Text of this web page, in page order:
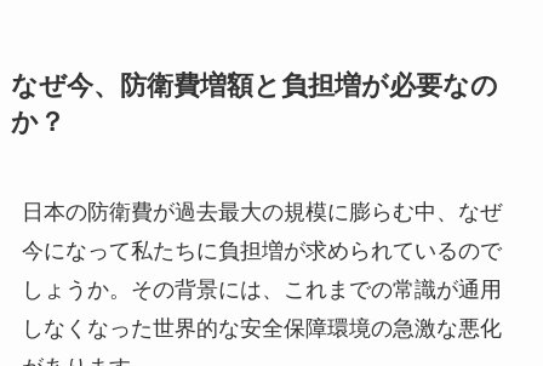
なぜ今、防衛費増額と負担増が必要なの
か？
日本の防衛費が過去最大の規模に膨らむ中、なぜ
今になって私たちに負担増が求められているので
しょうか。その背景には、これまでの常識が通用
しなくなった世界的な安全保障環境の急激な悪化